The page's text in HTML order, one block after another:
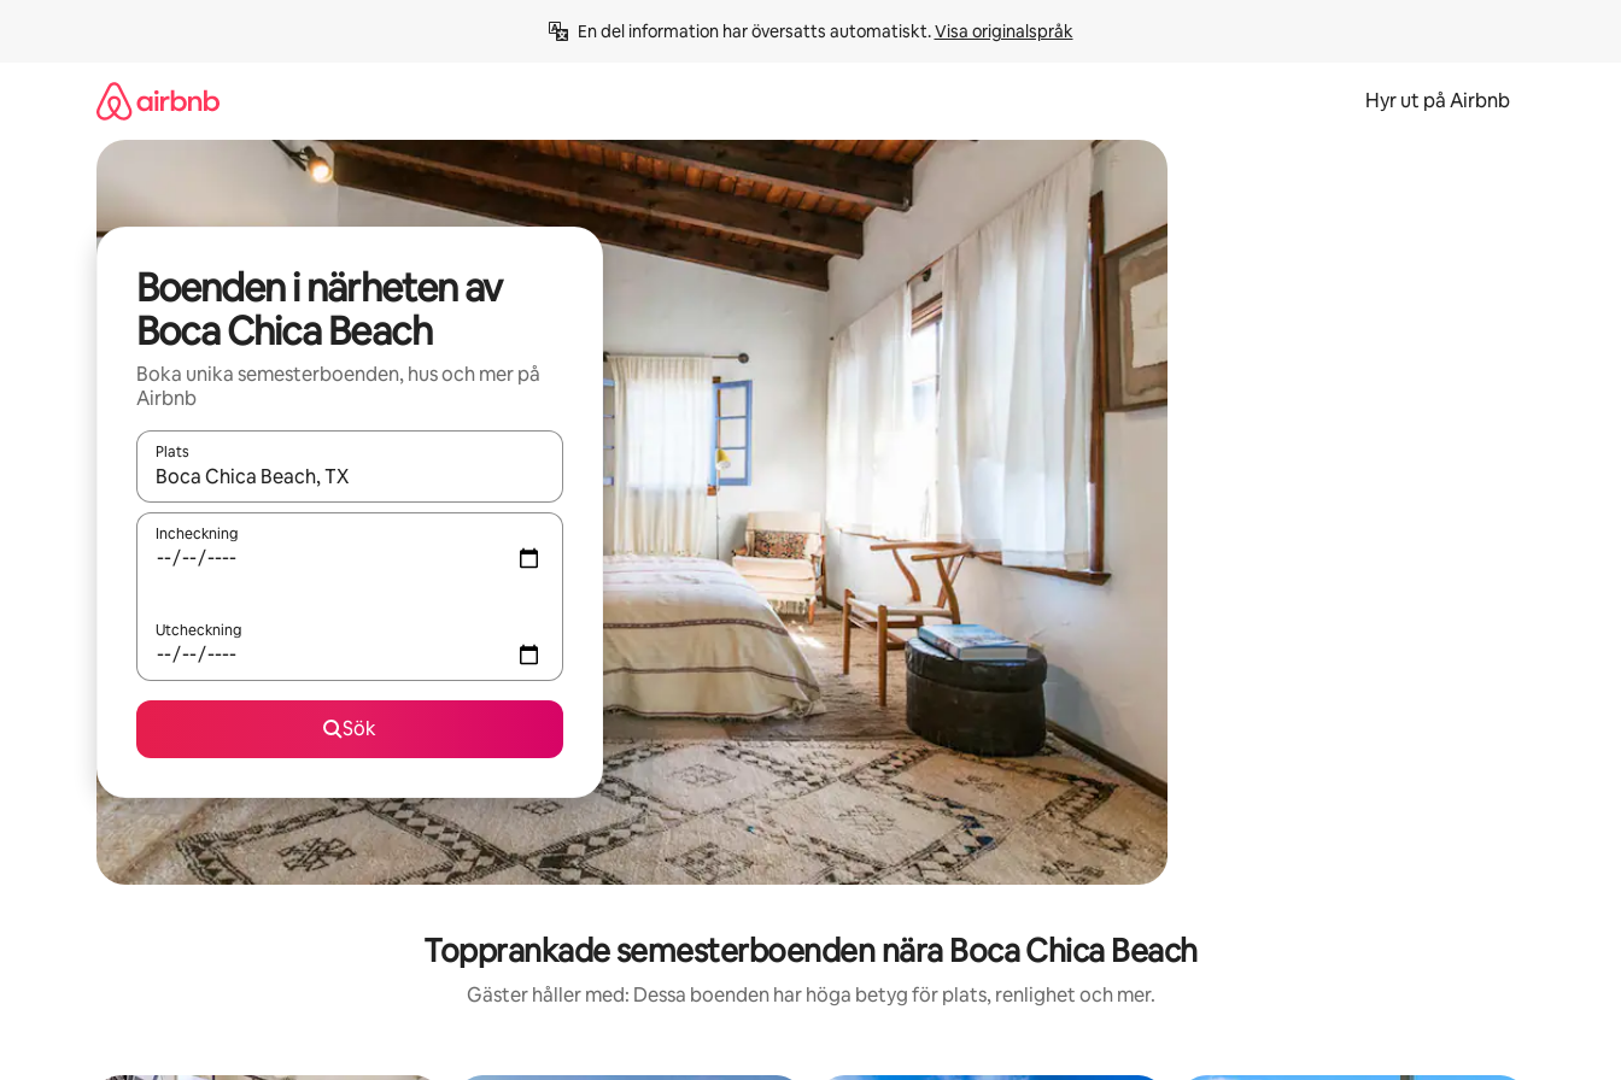
En del information har översatts automatiskt. Visa originalspråk
Hyr ut på Airbnb
Boenden i närheten av
Boca Chica Beach
Boka unika semesterboenden, hus och mer på
Airbnb
Plats
När resultaten är tillgängliga kan du navigera med upp- och nedåtpilarna eller utforska genom att trycka eller svepa.
Incheckning
Utcheckning
Sök
Topprankade semesterboenden nära Boca Chica Beach
Gäster håller med: Dessa boenden har höga betyg för plats, renlighet och mer.